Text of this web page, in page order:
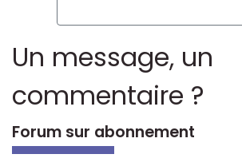
Un message, un
commentaire ?
Forum sur abonnement